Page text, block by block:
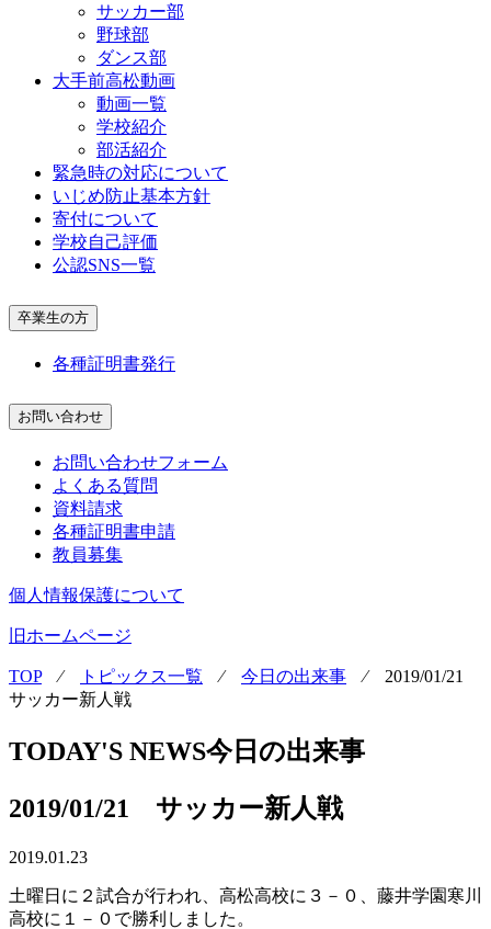
サッカー部
野球部
ダンス部
大手前高松動画
動画一覧
学校紹介
部活紹介
緊急時の対応について
いじめ防止基本方針
寄付について
学校自己評価
公認SNS一覧
卒業生の方
各種証明書発行
お問い合わせ
お問い合わせフォーム
よくある質問
資料請求
各種証明書申請
教員募集
個人情報保護について
旧ホームページ
TOP⁄ トピックス一覧 ⁄ 今日の出来事 ⁄ 2019/01/21
サッカー新人戦
TODAY'S NEWS今日の出来事
2019/01/21 サッカー新人戦
2019.01.23
土曜日に２試合が行われ、高松高校に３－０、藤井学園寒川
高校に１－０で勝利しました。